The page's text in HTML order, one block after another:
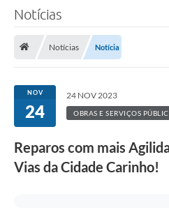
Notícias
Notícias Notícia
NOV
24
24 NOV 2023
OBRAS E SERVIÇOS
Reparos com mais
Vias da Cidade Carinho!